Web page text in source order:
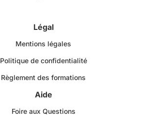
Légal
Mentions légales
Politique de confidentialité
Règlement des formations
Aide
Foire aux Questions